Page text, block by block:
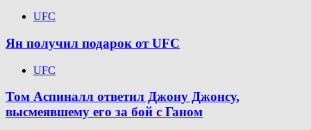
UFC
Ян получил подарок от UFC
UFC
Том Аспиналл ответил Джону Джонсу,
высмеявшему его за бой с Ганом